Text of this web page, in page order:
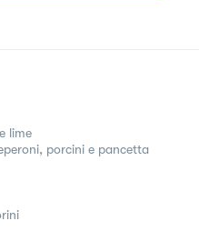
lime
porcini e pancetta